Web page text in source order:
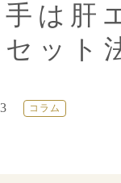
は肝
ット
コラム